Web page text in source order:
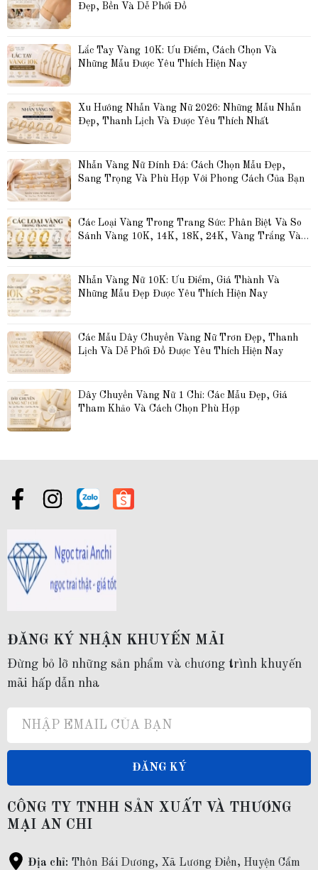
Đẹp, Bền Và Dễ Phối Đồ
Lắc Tay Vàng 10K: Ưu Điểm, Cách Chọn Và
Những Mẫu Được Yêu Thích Hiện Nay
Xu Hướng Nhẫn Vàng Nữ 2026: Những Mẫu Nhẫn
Đẹp, Thanh Lịch Và Được Yêu Thích Nhất
Nhẫn Vàng Nữ Đính Đá: Cách Chọn Mẫu Đẹp,
Sang Trọng Và Phù Hợp Với Phong Cách Của Bạn
Các Loại Vàng Trong Trang Sức: Phân Biệt Và So
Sánh Vàng 10K, 14K, 18K, 24K, Vàng Trắng Và
Nhẫn Vàng Nữ 10K: Ưu Điểm, Giá Thành Và
Những Mẫu Đẹp Được Yêu Thích Hiện Nay
Các Mẫu Dây Chuyền Vàng Nữ Trơn Đẹp, Thanh
Lịch Và Dễ Phối Đồ Được Yêu Thích Hiện Nay
Dây Chuyền Vàng Nữ 1 Chỉ: Các Mẫu Đẹp, Giá
Tham Khảo Và Cách Chọn Phù Hợp
ĐĂNG KÝ NHẬN KHUYẾN MÃI
Đừng bỏ lỡ những sản phẩm và chương trình khuyến
mãi hấp dẫn nha
ĐĂNG KÝ
CÔNG TY TNHH SẢN XUẤT VÀ THƯƠNG
MẠI AN CHI
Địa chỉ: Thôn Bái Dương, Xã Lương Điền, Huyện Cẩm